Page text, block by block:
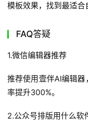
模板效果，找到最适合
FAQ答疑
1.微信编辑器推荐
推荐使用壹伴AI编辑
率提升300%。
2.公众号排版用什么软